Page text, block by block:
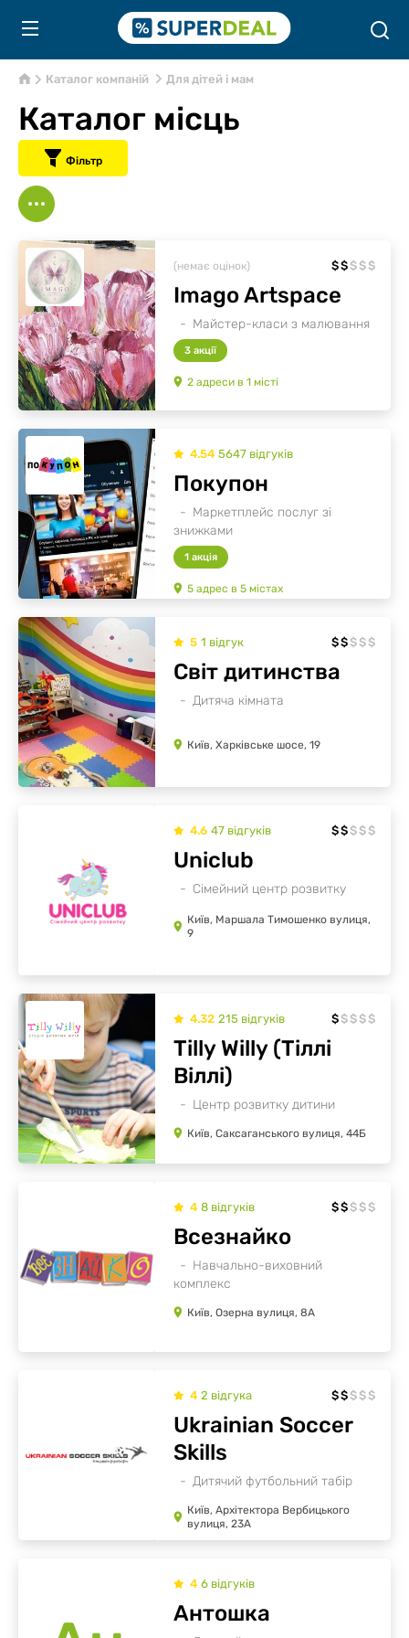
Каталог компаній Для дітей і мам
Каталог місць
Фільтр
(немає оцінок) $$ $ $ $
Майстер-класи з малювання
Imago Artspace
3 акції
2 адреси в 1 місті
4.54 5647 відгуків
Маркетплейс послуг зі
знижками
Покупон
1 акція
5 адрес в 5 містах
5 1 відгук $$ $ $ $
Дитяча кімната
Світ дитинства
Київ, Харківське шосе, 19
4.6 47 відгуків $$ $ $ $
Сімейний центр розвитку
Uniclub
Київ, Маршала Тимошенко вулиця,
9
4.32 215 відгуків $ $ $ $ $
Центр розвитку дитини
Tilly Willy (Тіллі
Віллі)
Київ, Саксаганського вулиця, 44Б
4 8 відгуків $$ $ $ $
Навчально-виховний
комплекс
Всезнайко
Київ, Озерна вулиця, 8А
4 2 відгукa $$ $ $ $
Дитячий футбольний табір
Ukrainian Soccer
Skills
Київ, Архітектора Вербицького
вулиця, 23А
4 6 відгуків
Антошка